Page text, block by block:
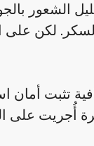
الشعور
تثبت
أُجريت على